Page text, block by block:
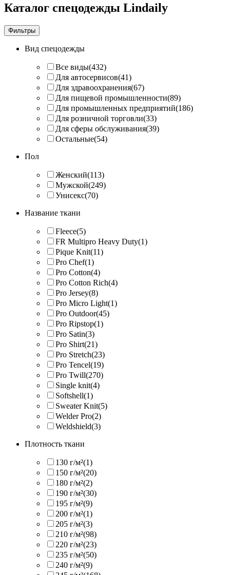
Каталог спецодежды Lindaily
Фильтры
Вид спецодежды
Все виды(432)
Для автосервисов(41)
Для здравоохранения(67)
Для пищевой промышленности(89)
Для промышленных предприятий(186)
Для розничной торговли(33)
Для сферы обслуживания(39)
Остальные(54)
Пол
Женский(113)
Мужской(249)
Унисекс(70)
Название ткани
Fleece(5)
FR Multipro Heavy Duty(1)
Pique Knit(11)
Pro Chef(1)
Pro Cotton(4)
Pro Cotton Rich(4)
Pro Jersey(8)
Pro Micro Light(1)
Pro Outdoor(45)
Pro Ripstop(1)
Pro Satin(3)
Pro Shirt(21)
Pro Stretch(23)
Pro Tencel(19)
Pro Twill(270)
Single knit(4)
Softshell(1)
Sweater Knit(5)
Welder Pro(2)
Weldshield(3)
Плотность ткани
130 г/м²(1)
150 г/м²(20)
180 г/м²(2)
190 г/м²(30)
195 г/м²(9)
200 г/м²(1)
205 г/м²(3)
210 г/м²(98)
220 г/м²(23)
235 г/м²(50)
240 г/м²(9)